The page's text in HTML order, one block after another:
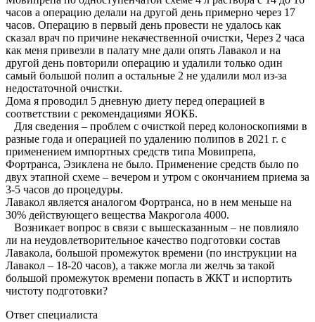
часов а операцию делали на другой день примерно через 17
часов. Операцию в первый день провести не удалось как
сказал врач по причине некачественной очистки, Через 2 часа
как меня привезли в палату мне дали опять Лавакол и на
другой день повторили операцию и удалили только один
самый большой полип а остальные 2 не удалили мол из-за
недостаточной очистки.
Дома я проводил 5 дневную диету перед операцией в
соответствии с рекомендациями ЯОКБ.
Для сведения – проблем с очисткой перед колоноскопиями в
разные года и операцией по удалению полипов в 2021 г. с
применением импортных средств типа Мовипрепа,
Фортранса, Эзиклена не было. Применение средств было по
двух этапной схеме – вечером и утром с окончанием приема за
3-5 часов до процедуры.
Лавакол является аналогом Фортранса, но в нем меньше на
30% действующего вещества Макрогола 4000.
Возникает вопрос в связи с вышесказанным – не повлияло
ли на неудовлетворительное качество подготовки состав
Лавакола, большой промежуток времени (по инструкции на
Лавакол – 18-20 часов), а также могла ли желчь за такой
большой промежуток времени попасть в ЖКТ и испортить
чистоту подготовки?
Ответ специалиста